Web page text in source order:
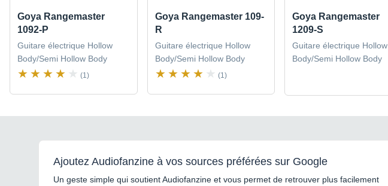
Goya Rangemaster
1092-P
Guitare électrique Hollow
Body/Semi Hollow Body
(1)
Goya Rangemaster 109-
R
Guitare électrique Hollow
Body/Semi Hollow Body
(1)
Goya Rangemaster
1209-S
Guitare électrique Hollow
Body/Semi Hollow Body
Ajoutez Audiofanzine à vos sources préférées sur Google
Un geste simple qui soutient Audiofanzine et vous permet de retrouver plus facilement